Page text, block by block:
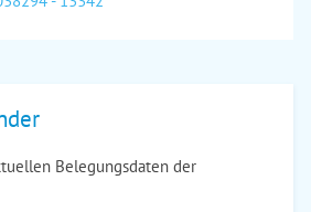
Belegungsdaten der